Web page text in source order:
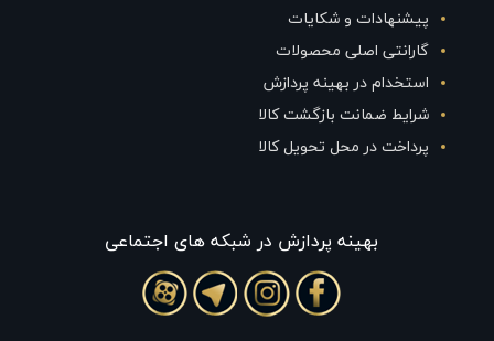
پیشنهادات و شکایات
گارانتی اصلی محصولات
استخدام در بهینه پردازش
شرایط ضمانت بازگشت کالا
پرداخت در محل تحویل کالا
بهينه پردازش در شبکه های اجتماعی